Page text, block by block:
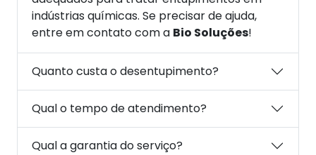
indústrias químicas. Se precisar de ajuda,
entre em contato com a Bio Soluções!
Quanto custa o desentupimento?
Qual o tempo de atendimento?
Qual a garantia do serviço?